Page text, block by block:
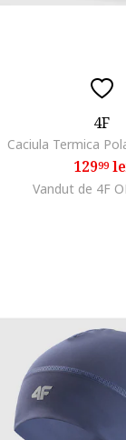
4F
12999
Vandut de 4F